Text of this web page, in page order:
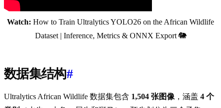
Watch: How to Train Ultralytics YOLO26 on the African Wildlife
Dataset | Inference, Metrics & ONNX Export 🐘
数据集结构#
Ultralytics African Wildlife 数据集包含 1,504 张图像 ，涵盖 4 个